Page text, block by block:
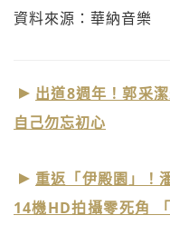
資料來源：華納音樂
出道8週年！郭采
自己勿忘初心
重返「伊殿園」！
14機HD拍攝零死角